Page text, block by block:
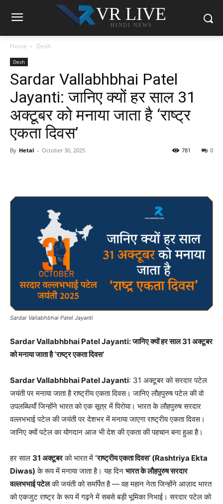
VR LIVE
HINDI NEWS
Home Desh
Desh
Sardar Vallabhbhai Patel
Jayanti: जानिए क्यों हर साल 31
अक्टूबर को मनाया जाता है ‘राष्ट्र
एकता दिवस’
By Hetal - October 30, 2025 0
781
Sardar Vallabhbhai Patel Jayanti
Sardar Vallabhbhai Patel Jayanti: जानिए क्यों हर साल 31 अक्टूबर
को मनाया जाता है ‘राष्ट्र एकता दिवस’
Sardar Vallabhbhai Patel Jayanti: 31 अक्टूबर को सरदार पटेल
जयंती पर मनाया जाता है राष्ट्रीय एकता दिवस। जानिए लौहपुरुष पटेल की वो
उपलब्धियाँ जिन्होंने भारत को एक सूत्र में पिरोया। भारत के लौहपुरुष सरदार
वल्लभभाई पटेल की जयंती पर देशभर में मनाया जाएगा राष्ट्रीय एकता दिवस।
जानिए क्यों पटेल का योगदान आज भी देश की एकता की पहचान बना हुआ है।
हर साल 31 अक्टूबरको भारत में ‘राष्ट्रीय एकता दिवस’ (Rashtriya Ekta
Diwas) के रूप में मनाया जाता है। यह दिन भारत के लौहपुरुष सरदार
वल्लभभाई पटेलकी जयंती को समर्पित है — वह महान नेता जिन्होंने आज़ाद भारत
को एकजुट राष्ट्र के रूप में गढ़ने में सबसे बड़ी भूमिका निभाई। सरदार पटेल को